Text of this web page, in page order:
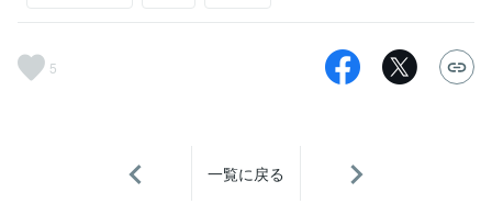
5
一覧に戻る